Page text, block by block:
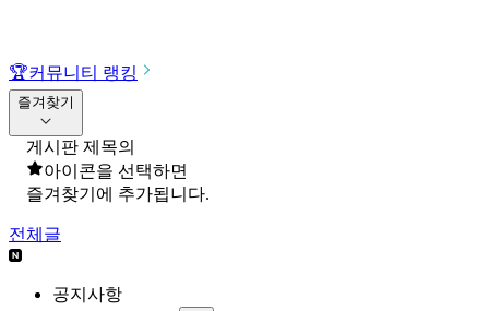
🏆커뮤니티 랭킹
즐겨찾기
게시판 제목의
아이콘을 선택하면
즐겨찾기에 추가됩니다.
전체글
공지사항